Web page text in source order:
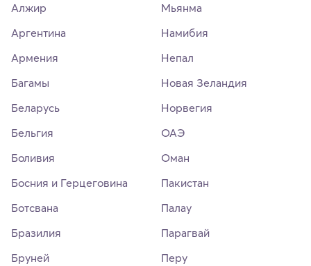
Алжир
Аргентина
Армения
Багамы
Беларусь
Бельгия
Боливия
Босния и Герцеговина
Ботсвана
Бразилия
Бруней
Мьянма
Намибия
Непал
Новая Зеландия
Норвегия
ОАЭ
Оман
Пакистан
Палау
Парагвай
Перу